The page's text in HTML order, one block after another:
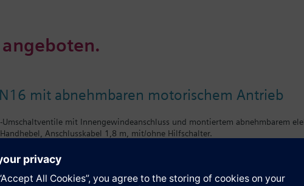
mit abnehmbaren motorischem Antrieb
Umschaltventile mit Innengewindeanschluss und montiertem abnehmbarem
Anschlusskabel 1,8 m, mit/ohne Hilfschalter.
zusammenmontiert geliefert.